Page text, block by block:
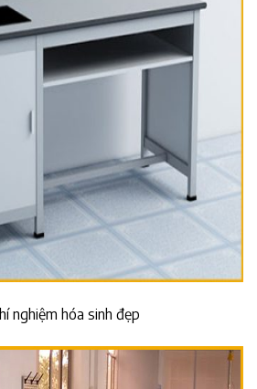
nghiệm hóa sinh đẹp